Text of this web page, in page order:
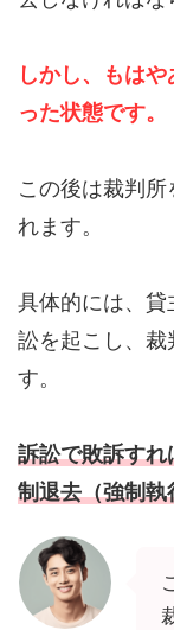
しかし、もは
った状態です。
この後は裁判
れます。
具体的には、
訟を起こし、裁
す。
訴訟で敗訴す
制退去（強制